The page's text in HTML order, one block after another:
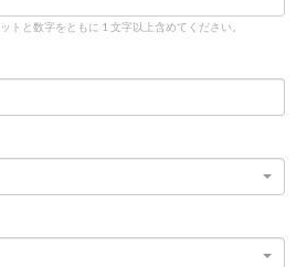
トと数字をともに 1 文字以上含めてください。